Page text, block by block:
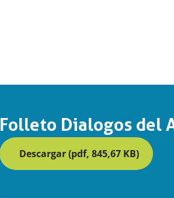
Folleto Dialogos del
Descargar (pdf, 845,67 KB)